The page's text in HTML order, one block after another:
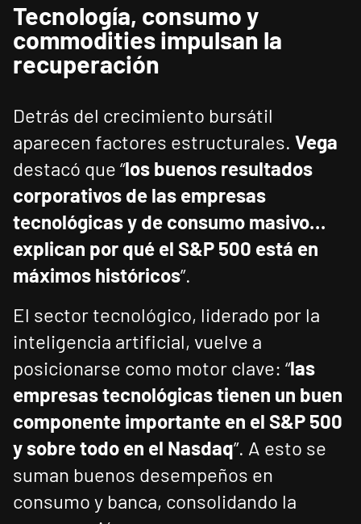
Tecnología, consumo y
commodities impulsan la
recuperación
Detrás del crecimiento bursátil
aparecen factores estructurales. Vega
destacó que “los buenos resultados
corporativos de las empresas
tecnológicas y de consumo masivo…
explican por qué el S&P 500 está en
máximos históricos”.
El sector tecnológico, liderado por la
inteligencia artificial, vuelve a
posicionarse como motor clave: “las
empresas tecnológicas tienen un buen
componente importante en el S&P 500
y sobre todo en el Nasdaq”. A esto se
suman buenos desempeños en
consumo y banca, consolidando la